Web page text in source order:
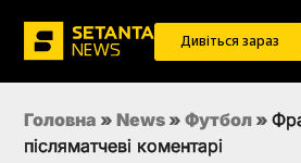
Дивіться зараз
Головна » News » Футбол »
післяматчеві коментарі